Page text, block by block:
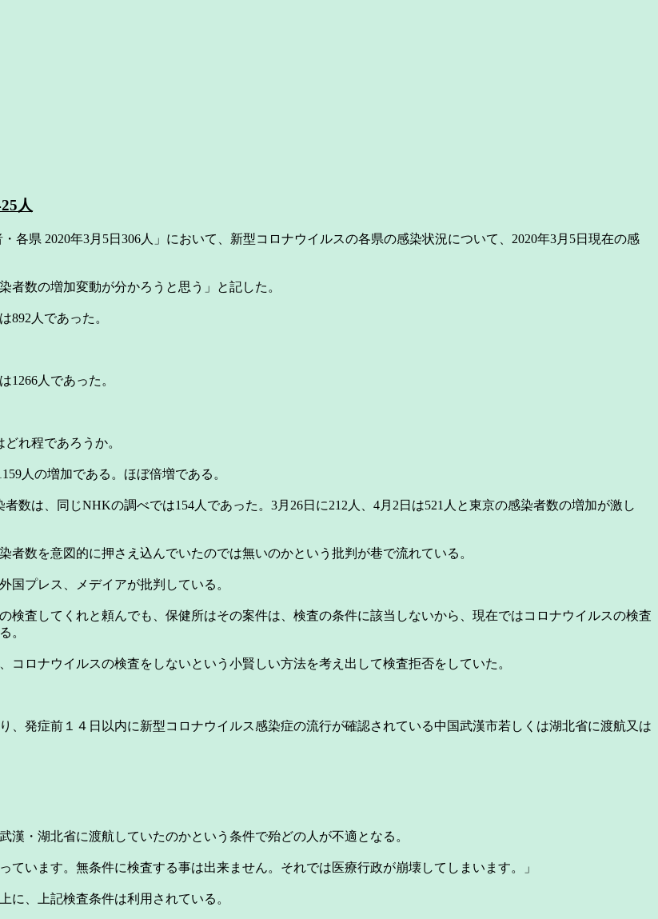
人
各県 2020年3月5日306人」において、新型コロナウイルスの各県の感染状況について、2020年3月5日現在の感
数の増加変動が分かろうと思う」と記した。
892人であった。
人であった。
れ程であろうか。
人の増加である。ほぼ倍増である。
は、同じNHKの調べでは154人であった。3月26日に212人、4月2日は521人と東京の感染者数の増加が激し
数を意図的に押さえ込んでいたのでは無いのかという批判が巷で流れている。
プレス、メデイアが批判している。
査してくれと頼んでも、保健所はその案件は、検査の条件に該当しないから、現在ではコロナウイルスの検査
。
ロナウイルスの検査をしないという小賢しい方法を考え出して検査拒否をしていた。
発症前１４日以内に新型コロナウイルス感染症の流行が確認されている中国武漢市若しくは湖北省に渡航又は
・湖北省に渡航していたのかという条件で殆どの人が不適となる。
います。無条件に検査する事は出来ません。それでは医療行政が崩壊してしまいます。」
に、上記検査条件は利用されている。